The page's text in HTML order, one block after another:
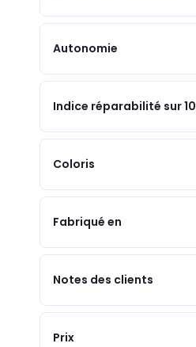
Autonomie
Indice réparabilité sur 10
Coloris
Fabriqué en
Notes des clients
Prix